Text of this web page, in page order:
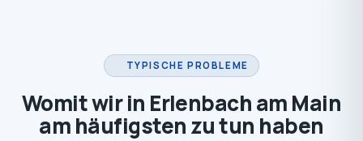
TYPISCHE PROBLEME
Womit wir in Erlenbach am Main
am häufigsten zu tun haben